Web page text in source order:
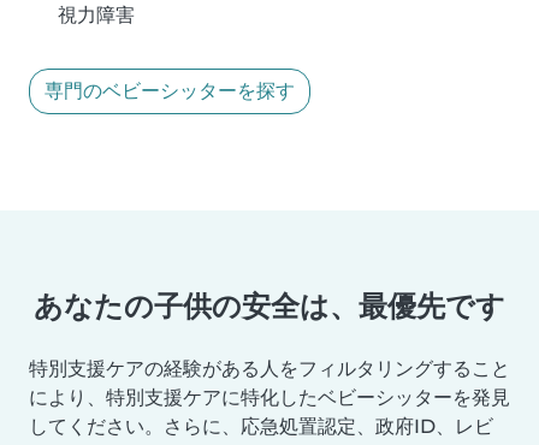
視力障害
専門のベビーシッターを探す
あなたの子供の安全は、最優先です
特別支援ケアの経験がある人をフィルタリングすること
により、特別支援ケアに特化したベビーシッターを発見
してください。さらに、応急処置認定、政府ID、レビ